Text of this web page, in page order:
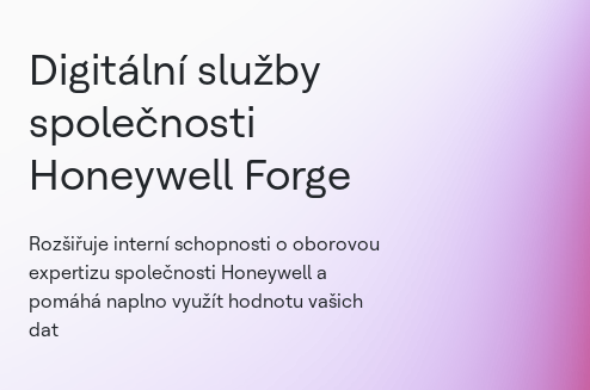
Digitální služby
společnosti
Honeywell Forge
Rozšiřuje interní schopnosti o oborovou
expertizu společnosti Honeywell a
pomáhá naplno využít hodnotu vašich
dat